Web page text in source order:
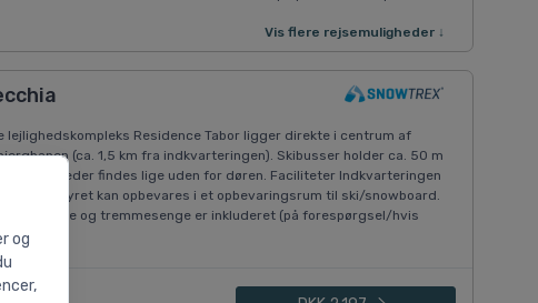
og
Vis flere rejsemuligheder ↓
Residence Tabor ligger direkte i centrum af
(ca. 1,5 km fra indkvarteringen). Skibusser holder ca. 50 m
findes lige uden for døren. Faciliteter Indkvarteringen
kan opbevares i et opbevaringsrum til ski/snowboard.
Højstole og tremmesenge er inkluderet (på forespørgsel/hvis
forpl.